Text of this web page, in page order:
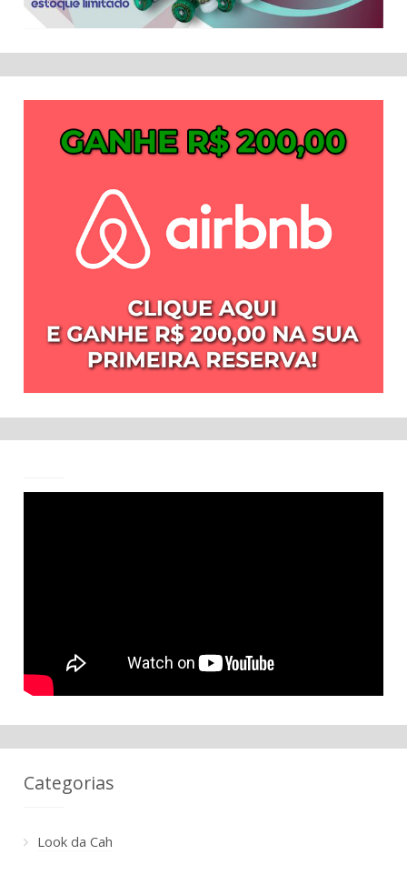
Categorias
Look da Cah